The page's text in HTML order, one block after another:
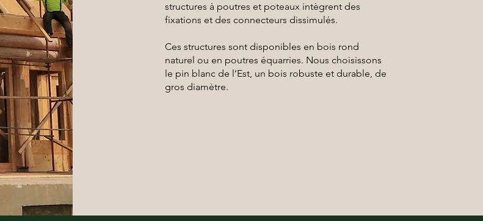
structures à poutres et poteaux intègrent des
fixations et des connecteurs dissimulés.
Ces structures sont disponibles en bois rond
naturel ou en poutres équarries. Nous choisissons
le pin blanc de l’Est, un bois robuste et durable, de
gros diamètre.